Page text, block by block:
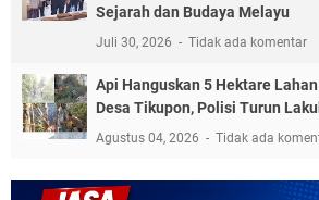
Sejarah dan Budaya Melayu
Juli 30, 2026 Tidak ada komentar
Api Hanguskan 5 Hektare
Desa Tikupon, Polisi Turun
Agustus 04, 2026 Tidak ada